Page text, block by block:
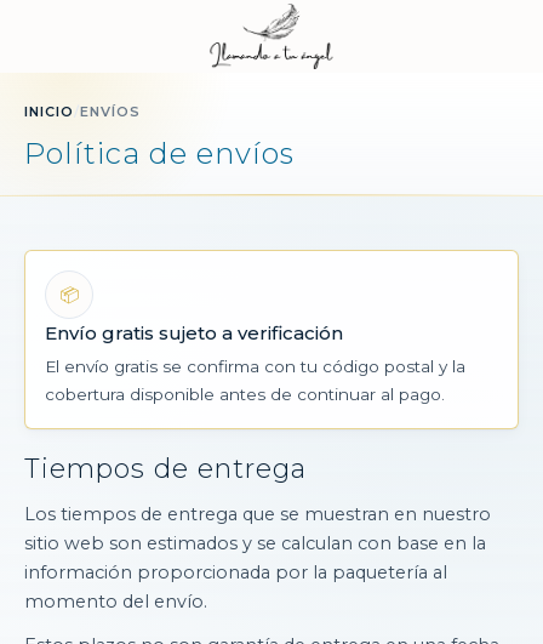
INICIO ENVÍOS
Política de envíos
📦
Envío gratis sujeto a verificación
El envío gratis se confirma con tu código postal y la
cobertura disponible antes de continuar al pago.
Tiempos de entrega
Los tiempos de entrega que se muestran en nuestro
sitio web son estimados y se calculan con base en la
información proporcionada por la paquetería al
momento del envío.